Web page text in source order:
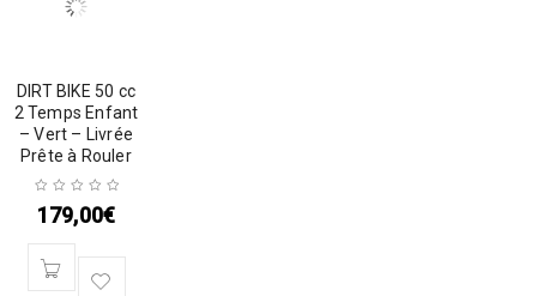
DIRT BIKE 50 cc
2 Temps Enfant
– Vert – Livrée
Prête à Rouler
179,00€